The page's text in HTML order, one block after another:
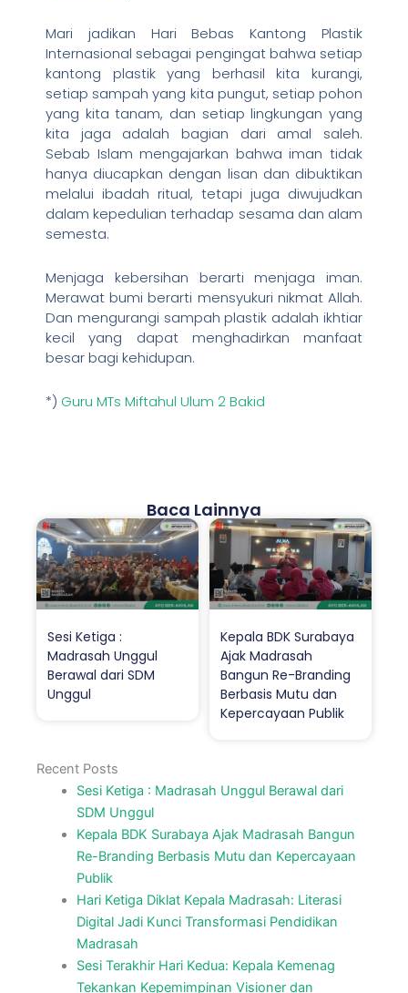
Mari jadikan Hari Bebas Kantong Plastik
Internasional sebagai pengingat bahwa setiap
kantong plastik yang berhasil kita kurangi,
setiap sampah yang kita pungut, setiap pohon
yang kita tanam, dan setiap lingkungan yang
kita jaga adalah bagian dari amal saleh.
Sebab Islam mengajarkan bahwa iman tidak
hanya diucapkan dengan lisan dan dibuktikan
melalui ibadah ritual, tetapi juga diwujudkan
dalam kepedulian terhadap sesama dan alam
semesta.
Menjaga kebersihan berarti menjaga iman.
Merawat bumi berarti mensyukuri nikmat Allah.
Dan mengurangi sampah plastik adalah ikhtiar
kecil yang dapat menghadirkan manfaat
besar bagi kehidupan.
*) Guru MTs Miftahul Ulum 2 Bakid
Baca Lainnya
Sesi Ketiga :
Madrasah Unggul
Berawal dari SDM
Unggul
Kepala BDK Surabaya
Ajak Madrasah
Bangun Re-Branding
Berbasis Mutu dan
Kepercayaan Publik
Recent Posts
Sesi Ketiga : Madrasah Unggul Berawal dari
SDM Unggul
Kepala BDK Surabaya Ajak Madrasah Bangun
Re-Branding Berbasis Mutu dan Kepercayaan
Publik
Hari Ketiga Diklat Kepala Madrasah: Literasi
Digital Jadi Kunci Transformasi Pendidikan
Madrasah
Sesi Terakhir Hari Kedua: Kepala Kemenag
Tekankan Kepemimpinan Visioner dan